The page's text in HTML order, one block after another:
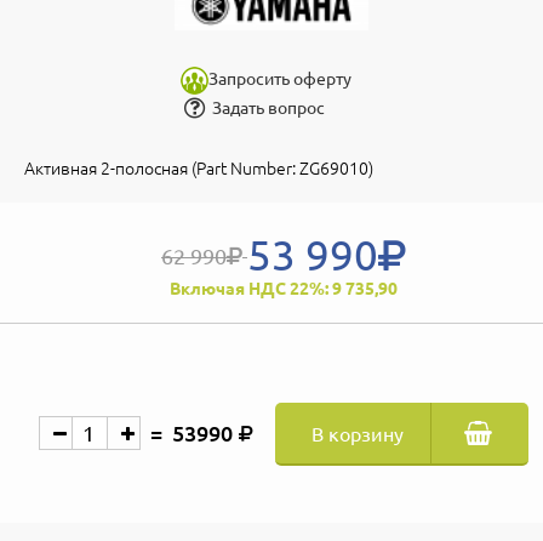
Запросить оферту
Задать вопрос
Активная 2-полосная (Part Number: ZG69010)
62 990 53 990
Включая НДС 22%: 9 735,90
53990 В корзину